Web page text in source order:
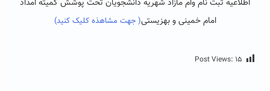
اطلاعیه ثبت نام وام مازاد شهریه دانشجویان تحت پوشش کمیته امداد
امام خمینی و بهزیستی( جهت مشاهذه کلیک کنید)
Post Views: ۱۵